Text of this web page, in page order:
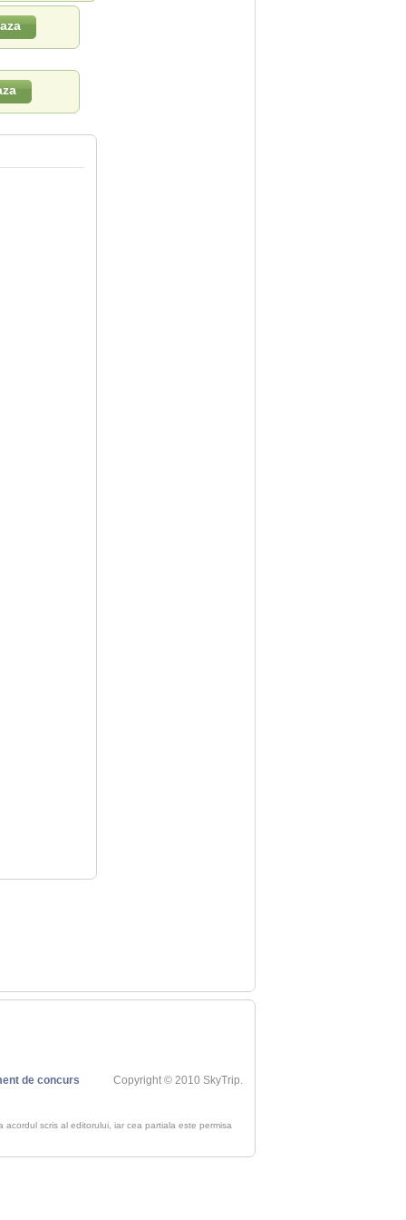
de concurs Copyright © 2010 SkyTrip.
scris al editorului, iar cea partiala este permisa